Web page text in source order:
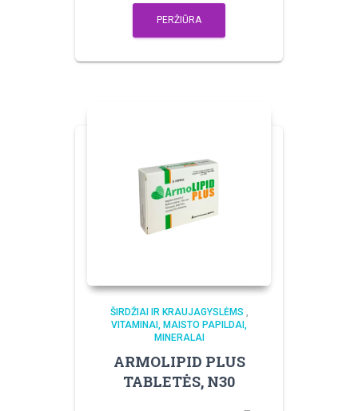
PERŽIŪRA
ŠIRDŽIAI IR KRAUJAGYSLĖMS ,
VITAMINAI, MAISTO PAPILDAI,
MINERALAI
ARMOLIPID PLUS
TABLETĖS, N30